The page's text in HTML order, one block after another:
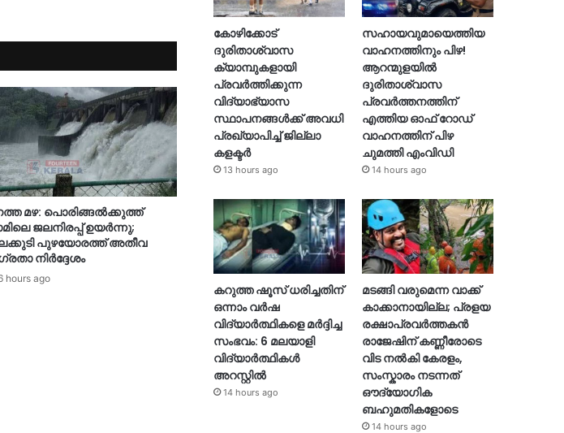
മഴ: പൊരിങ്ങൽക്കുത്ത്
ജലനിരപ്പ് ഉയർന്നു;
പുഴയോരത്ത് അതീവ
നിർദ്ദേശം
hours ago
കോഴിക്കോട്
ദുരിതാശ്വാസ
ക്യാമ്പുകളായി
പ്രവര്‍ത്തിക്കുന്ന
വിദ്യാഭ്യാസ
സ്ഥാപനങ്ങള്‍ക്ക് അവധി
പ്രഖ്യാപിച്ച് ജില്ലാ
കളക്ടർ
13 hours ago
സഹായവുമായെത്തിയ
വാഹനത്തിനും പിഴ!
ആറന്മുളയില്‍
ദുരിതാശ്വാസ
പ്രവര്‍ത്തനത്തിന്
എത്തിയ ഓഫ് റോഡ്
വാഹനത്തിന് പിഴ
ചുമത്തി എംവിഡി
14 hours ago
കറുത്ത ഷൂസ് ധരിച്ചതിന്
ഒന്നാം വർഷ
വിദ്യാർത്ഥികളെ മർദ്ദിച്ച
സംഭവം: 6 മലയാളി
വിദ്യാർത്ഥികൾ
അറസ്റ്റിൽ
14 hours ago
മടങ്ങി വരുമെന്ന വാക്ക്
കാക്കാനായില്ല; പ്രളയ
രക്ഷാപ്രവർത്തകൻ
രാജേഷിന് കണ്ണീരോടെ
വിട നൽകി കേരളം,
സംസ്കാരം നടന്നത്
ഔദ്യോ​ഗിക
ബഹുമതികളോടെ
14 hours ago